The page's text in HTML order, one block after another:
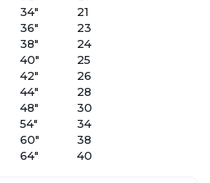
34"
21
36"
23
38"
24
40"
25
42"
26
44"
28
48"
30
54"
34
60"
38
64" 40